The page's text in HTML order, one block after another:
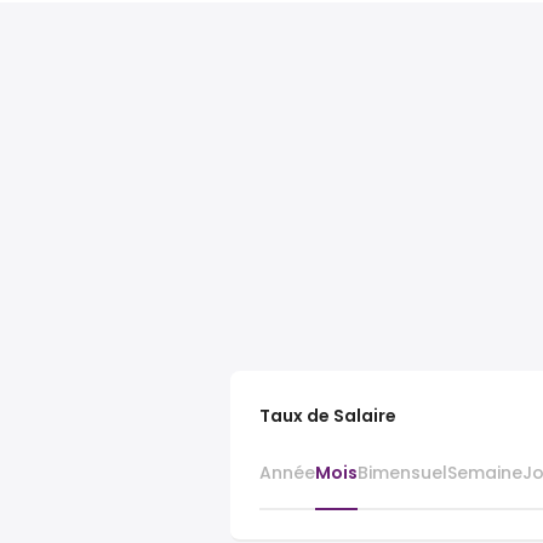
Taux de Salaire
AnnéeMoisBimensuelSemaine